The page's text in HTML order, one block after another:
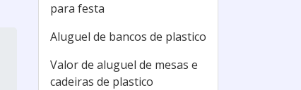
para festa
Aluguel de bancos de plastico
Valor de aluguel de mesas e
cadeiras de plastico